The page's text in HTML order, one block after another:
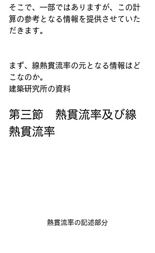
そこで、一部ではありますが、この計
算の参考となる情報を提供させていた
だきます。
まず、線熱貫流率の元となる情報はど
こなのか。
建築研究所の資料
第三節　熱貫流率及び線
熱貫流率
熱貫流率の記述部分